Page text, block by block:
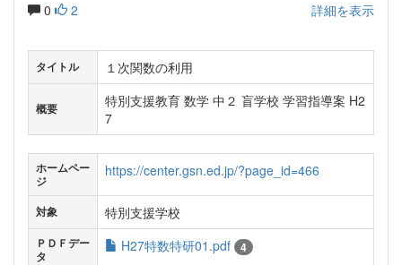
0 2 詳細を表示
タイトル １次関数の利用
概要
特別支援教育 数学 中２ 盲学校 学習指導案 H2
7
ホームペー
ジ
https://center.gsn.ed.jp/?page_id=466
対象 特別支援学校
ＰＤＦデー
タ
H27特数特研01.pdf 4